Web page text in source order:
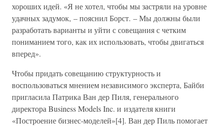
хороших идей. «Я не хотел, чтобы мы застряли на уровне
удачных задумок, – пояснил Борст. – Мы должны были
разработать варианты и уйти с совещания с четким
пониманием того, как их использовать, чтобы двигаться
вперед».
Чтобы придать совещанию структурность и
воспользоваться мнением независимого эксперта, Байби
пригласила Патрика Ван дер Пиля, генерального
директора Business Models Inc. и издателя книги
«Построение бизнес-моделей»[4]. Ван дер Пиль помогает